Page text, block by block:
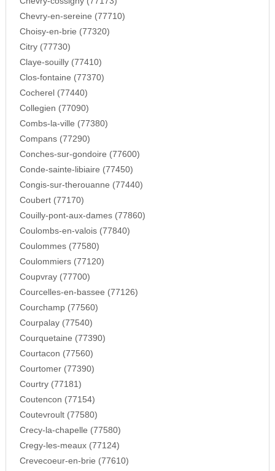
Chevry-en-sereine (77710)
Choisy-en-brie (77320)
Citry (77730)
Claye-souilly (77410)
Clos-fontaine (77370)
Cocherel (77440)
Collegien (77090)
Combs-la-ville (77380)
Compans (77290)
Conches-sur-gondoire (77600)
Conde-sainte-libiaire (77450)
Congis-sur-therouanne (77440)
Coubert (77170)
Couilly-pont-aux-dames (77860)
Coulombs-en-valois (77840)
Coulommes (77580)
Coulommiers (77120)
Coupvray (77700)
Courcelles-en-bassee (77126)
Courchamp (77560)
Courpalay (77540)
Courquetaine (77390)
Courtacon (77560)
Courtomer (77390)
Courtry (77181)
Coutencon (77154)
Coutevroult (77580)
Crecy-la-chapelle (77580)
Cregy-les-meaux (77124)
Crevecoeur-en-brie (77610)